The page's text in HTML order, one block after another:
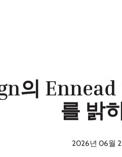
의 Ennead
를 밝
2026년 06월